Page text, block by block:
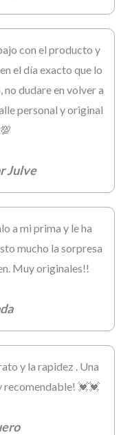
con el producto y
el día exacto que lo
dudare en volver a
personal y original
Julve
a mi prima y le ha
mucho la sorpresa
Muy originales!!
y la rapidez . Una
recomendable! 💓💓